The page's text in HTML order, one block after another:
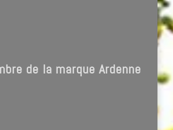
de la marque Ardenne